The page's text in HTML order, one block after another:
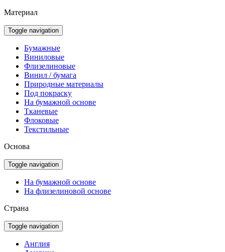
Материал
Toggle navigation
Бумажные
Виниловые
Флизелиновые
Винил / бумага
Природные материалы
Под покраску
На бумажной основе
Тканевые
Флоковые
Текстильные
Основа
Toggle navigation
На бумажной основе
На флизелиновой основе
Страна
Toggle navigation
Англия